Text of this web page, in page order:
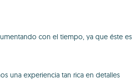
con el tiempo, ya que éste es
una experiencia tan rica en detalles